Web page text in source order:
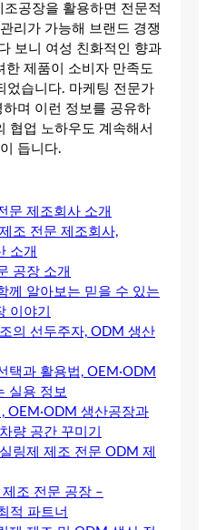
공장을 활용하면 전문적
리가 가능해 브랜드 경쟁
보니 여성 친화적인 향과
한 제품이 소비자 만족도
었습니다. 마케팅 전문가
며 이런 정보를 공유하
협업 노하우도 계속해서
듭니다.
문 제조회사 소개
조 전문 제조회사,
소개
공장 소개
께 알아보는 믿을 수 있는
이야기
의 선두주자, ODM 생산
택과 활용법, OEM·ODM
실용 정보
OEM·ODM 생산공장과
량 공간 꾸미기
링제 제조 전문 ODM 제
조 전문 공장 –
적 파트너